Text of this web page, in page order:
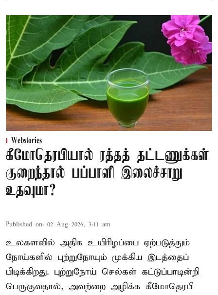
Webstories
கீமோதெரபியால் ரத்தத் தட்டணுக்கள்
குறைந்தால் பப்பாளி இலைச்சாறு
உதவுமா?
Published on: 02 Aug 2026, 3:11 am
உலகளவில் அதிக உயிரிழப்பை ஏற்படுத்தும்
நோய்களில் புற்றுநோயும் முக்கிய இடத்தைப்
பிடிக்கிறது. புற்றுநோய் செல்கள் கட்டுப்பாடின்றி
பெருகுவதால், அவற்றை அழிக்க கீமோதெரபி